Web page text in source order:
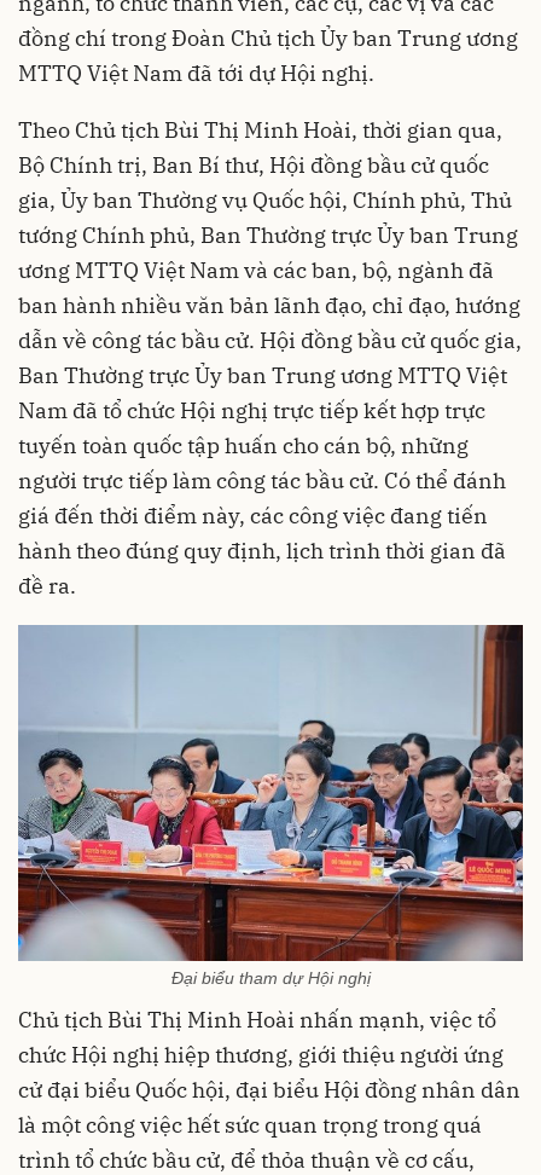
đồng chí trong Đoàn Chủ tịch Ủy ban Trung ương
MTTQ Việt Nam đã tới dự Hội nghị.
Theo Chủ tịch Bùi Thị Minh Hoài, thời gian qua,
Bộ Chính trị, Ban Bí thư, Hội đồng bầu cử quốc
gia, Ủy ban Thường vụ Quốc hội, Chính phủ, Thủ
tướng Chính phủ, Ban Thường trực Ủy ban Trung
ương MTTQ Việt Nam và các ban, bộ, ngành đã
ban hành nhiều văn bản lãnh đạo, chỉ đạo, hướng
dẫn về công tác bầu cử. Hội đồng bầu cử quốc gia,
Ban Thường trực Ủy ban Trung ương MTTQ Việt
Nam đã tổ chức Hội nghị trực tiếp kết hợp trực
tuyến toàn quốc tập huấn cho cán bộ, những
người trực tiếp làm công tác bầu cử. Có thể đánh
giá đến thời điểm này, các công việc đang tiến
hành theo đúng quy định, lịch trình thời gian đã
đề ra.
Đại biểu tham dự Hội nghị
Chủ tịch Bùi Thị Minh Hoài nhấn mạnh, việc tổ
chức Hội nghị hiệp thương, giới thiệu người ứng
cử đại biểu Quốc hội, đại biểu Hội đồng nhân dân
là một công việc hết sức quan trọng trong quá
trình tổ chức bầu cử, để thỏa thuận về cơ cấu,